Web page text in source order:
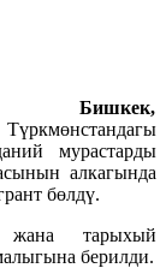
Бишкек,
мурастарды
алкагында
бөлдү.
жана тарыхый
берилди.